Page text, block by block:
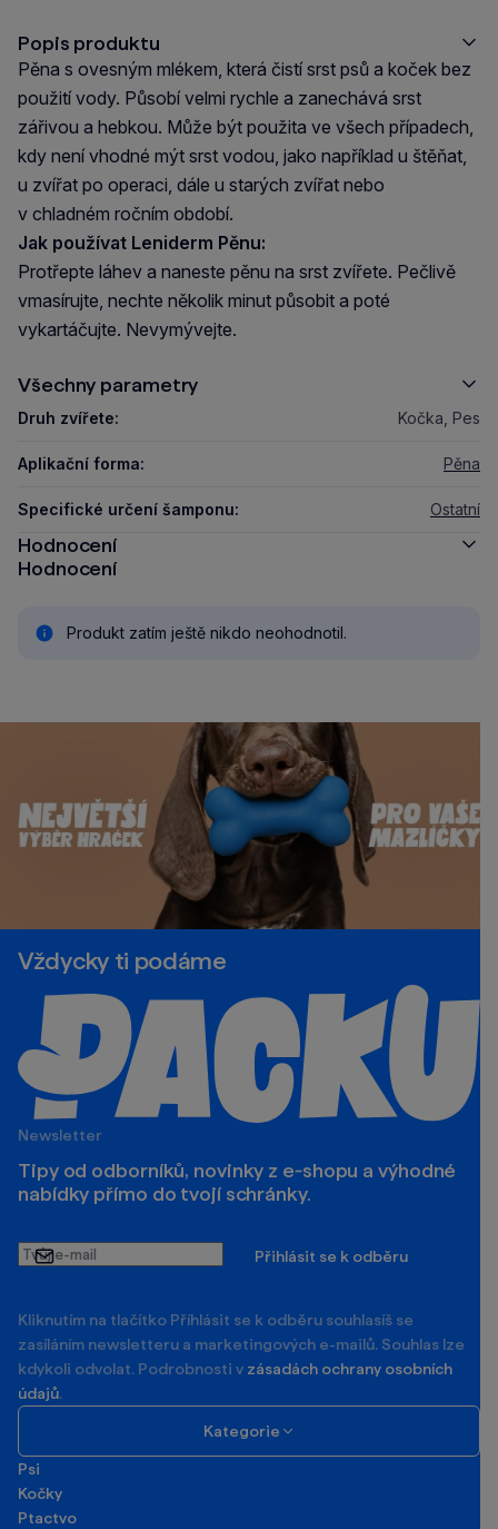
Popis produktu
Pěna s ovesným mlékem, která čistí srst psů a koček bez
použití vody. Působí velmi rychle a zanechává srst
zářivou a hebkou. Může být použita ve všech případech,
kdy není vhodné mýt srst vodou, jako například u štěňat,
u zvířat po operaci, dále u starých zvířat nebo
v chladném ročním období.
Jak používat Leniderm Pěnu:
Protřepte láhev a naneste pěnu na srst zvířete. Pečlivě
vmasírujte, nechte několik minut působit a poté
vykartáčujte. Nevymývejte.
Všechny parametry
Druh zvířete: Kočka, Pes
Aplikační forma: Pěna
Specifické určení šamponu: Ostatní
Hodnocení
Hodnocení
Produkt zatím ještě nikdo neohodnotil.
Vždycky ti podáme
Newsletter
Tipy od odborníků, novinky z e‑shopu a výhodné
nabídky přímo do tvojí schránky.
Tvůj
e-
Přihlásit se k odběru
Kliknutím na tlačítko Příhlásit se k odběru souhlasíš se
zasíláním newsletteru a marketingových e-mailů. Souhlas lze
kdykoli odvolat. Podrobnosti v zásadách ochrany osobních
údajů.
Kategorie
Psi
Kočky
Ptactvo